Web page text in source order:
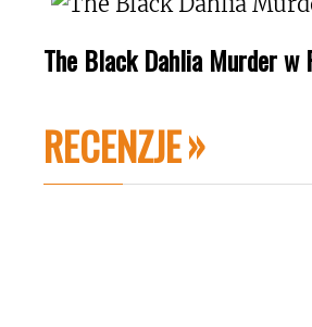
The Black Dahlia Murder w
RECENZJE